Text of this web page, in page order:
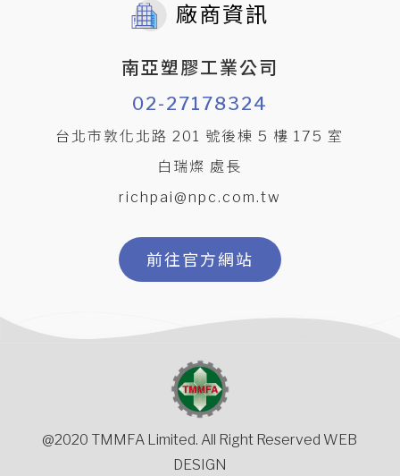
廠商資訊
南亞塑膠工業公司
02-27178324
台北市敦化北路 201 號後棟 5 樓 175 室
白瑞燦 處長
richpai@npc.com.tw
前往官方網站
@2020 TMMFA Limited. All Right Reserved WEB
DESIGN